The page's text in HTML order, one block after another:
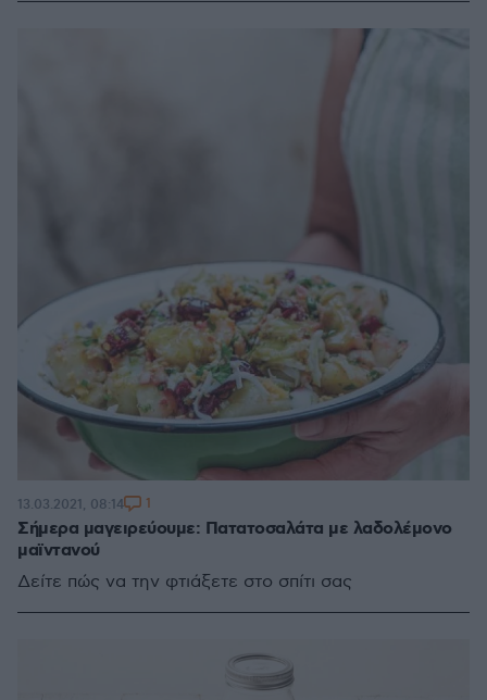
Σήμερα μαγειρεύουμε: Πατατοσαλάτα με λαδολέμονο
μαϊντανού
Δείτε πώς να την φτιάξετε στο σπίτι σας
13.03.2021, 08:14 1